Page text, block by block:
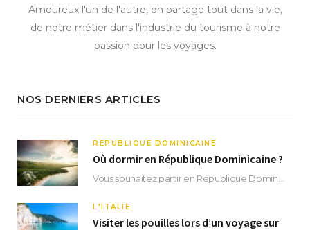
Amoureux l'un de l'autre, on partage tout dans la vie,
de notre métier dans l'industrie du tourisme à notre
passion pour les voyages.
NOS DERNIERS ARTICLES
RÉPUBLIQUE DOMINICAINE
Où dormir en République Dominicaine ?
L'ITALIE
Visiter les pouilles lors d’un voyage sur